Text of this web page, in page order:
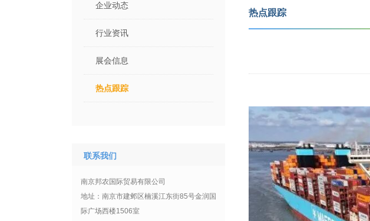
企业动态
行业资讯
展会信息
热点跟踪
联系我们
南京邦农国际贸易有限公司
地址：南京市建邺区楠溪江东街85号金润国
际广场西楼1506室
热点跟踪